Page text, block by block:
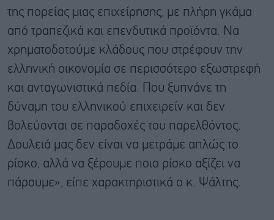
της πορείας μιας επιχείρησης, με πλήρη γκάμα
από τραπεζικά και επενδυτικά προϊόντα. Να
χρηματοδοτούμε κλάδους που στρέφουν την
ελληνική οικονομία σε περισσότερο εξωστρεφή
και ανταγωνιστικά πεδία. Που ξυπνάνε τη
δύναμη του ελληνικού επιχειρείν και δεν
βολεύονται σε παραδοχές του παρελθόντος.
Δουλειά μας δεν είναι να μετράμε απλώς το
ρίσκο, αλλά να ξέρουμε ποιο ρίσκο αξίζει να
πάρουμε», είπε χαρακτηριστικά ο κ. Ψάλτης.